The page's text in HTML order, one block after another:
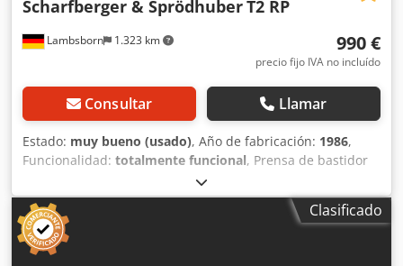
Lambsborn 1.323 km
Scharfberger & SprödhuberT2 RP
990 €
precio fijo IVA no incluído
Consultar Llamar
Estado: muy bueno (usado), Año de fabricación: 1986,
Funcionalidad: totalmente funcional, Prensa de bastidor
T2 RP Año de fabricación: 1986, 2,2 kW Electrohidráulica 3
cilindros de prensado verticales, 2 horizontales Presión de
prensado regulable: 0 – 2000 kg Codpju Rp Eisfx Afperf
Dimensiones de prensado: 2500 x 3000 mm Espacio
requerido: 4000 x 950 x 2600 mm ¡Transporte posible con
Clasificado